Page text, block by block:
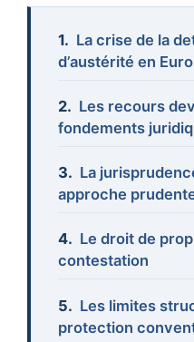
La crise de la
d’austérité en
Les recours
fondements
La
approche
Le droit de
contestation
Les limites
protection